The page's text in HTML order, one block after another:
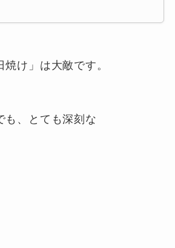
け」は大敵です。
も、とても深刻な